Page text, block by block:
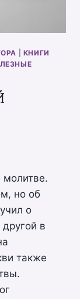
КНИГИ
но об
о
в
также